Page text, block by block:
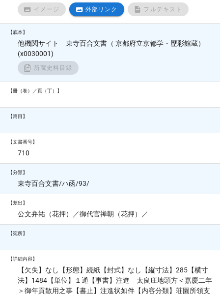
イメージ 外部リンク フルテキスト
【底本】
他機関サイト 東寺百合文書（ 京都府立京都学・歴彩館蔵）
(x0030001)
所蔵史料目録
【冊（巻）／頁（丁）】
【篇目】
【文書番号】
710
【分類】
東寺百合文書/ハ函/93/
【差出】
公文弁祐（花押）／御代官禅朝（花押）／
【宛所】
【詳細内容】
【欠失】なし【形態】続紙【封式】なし【縦寸法】285【横寸
法】1484【単位】１通【事書】注進 太良庄地頭方＜嘉慶二年
＞御年貢散用之事【書止】注進状如件【内容分類】荘園所領支